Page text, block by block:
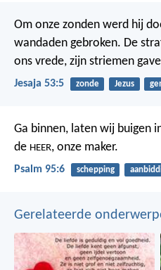
Om onze zonden werd hij
wandaden gebroken. De
ons vrede, zijn striemen
Jesaja 53:5 zonde Jezus
Ga binnen, laten wij buigen
de HEER, onze maker.
Psalm 95:6 schepping
Gerelateerde